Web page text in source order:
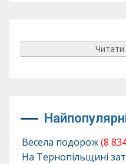
Читати
Весела подорож(8
На Тернопільщині